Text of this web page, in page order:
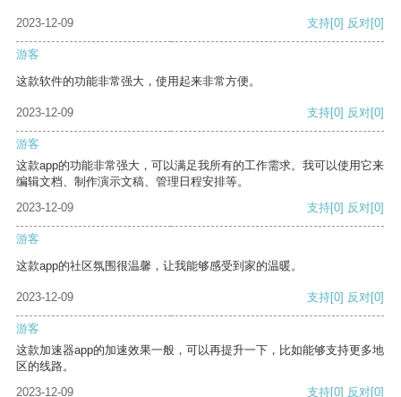
2023-12-09 支持[0] 反对[0]
游客
这款软件的功能非常强大，使用起来非常方便。
2023-12-09 支持[0] 反对[0]
游客
这款app的功能非常强大，可以满足我所有的工作需求。我可以使用它来
编辑文档、制作演示文稿、管理日程安排等。
2023-12-09
支持[0] 反对[0]
游客
这款app的社区氛围很温馨，让我能够感受到家的温暖。
2023-12-09 支持[0] 反对[0]
游客
这款加速器app的加速效果一般，可以再提升一下，比如能够支持更多地
区的线路。
2023-12-09
支持[0] 反对[0]